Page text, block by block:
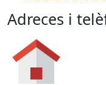
Adreces i